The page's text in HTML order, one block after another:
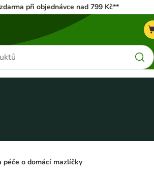
při objednávce nad 799 Kč**
péče o domácí mazlíčky